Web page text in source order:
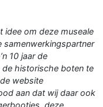
idee om deze museale
samenwerkingspartner
10 jaar de
historische boten te
website
aan dat wij daar ook
deze